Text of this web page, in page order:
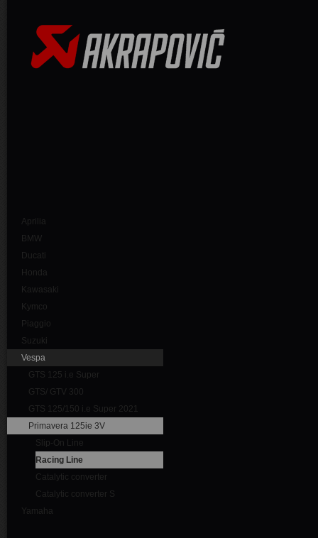
Aprilia
BMW
Ducati
Honda
Kawasaki
Kymco
Piaggio
Suzuki
Vespa
GTS 125 i.e Super
GTS/ GTV 300
GTS 125/150 i.e Super 2021
Primavera 125ie 3V
Slip-On Line
Racing Line
Catalytic converter
Catalytic converter S
Yamaha